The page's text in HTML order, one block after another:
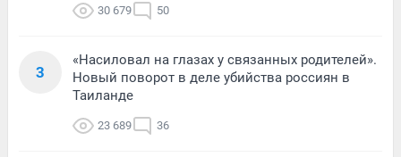
30 679 50
3
«Насиловал на глазах у связанных родителей».
Новый поворот в деле убийства россиян в
Таиланде
23 689 36